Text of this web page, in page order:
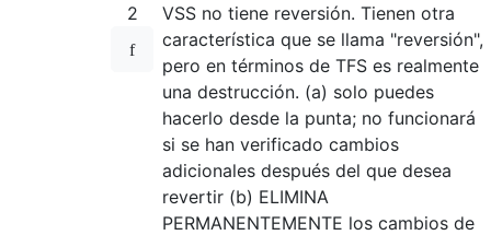
2
VSS no tiene reversión. Tienen otra
característica que se llama "reversión",
pero en términos de TFS es realmente
una destrucción. (a) solo puedes
hacerlo desde la punta; no funcionará
si se han verificado cambios
adicionales después del que desea
revertir (b) ELIMINA
PERMANENTEMENTE los cambios de